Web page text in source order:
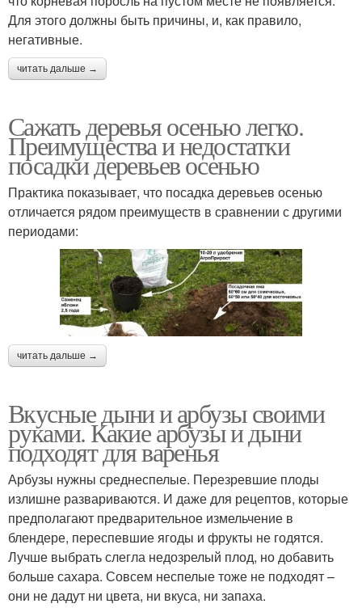
Для этого должны быть причины, и, как правило,
негативные.
читать дальше →
Сажать деревья осенью легко.
Преимущества и недостатки
посадки деревьев осенью
Практика показывает, что посадка деревьев осенью
отличается рядом преимуществ в сравнении с другими
периодами:
читать дальше →
Вкусные дыни и арбузы своими
руками. Какие арбузы и дыни
подходят для варенья
Арбузы нужны среднеспелые. Перезревшие плоды
излишне развариваются. И даже для рецептов, которые
предполагают предварительное измельчение в
блендере, переспевшие ягоды и фрукты не годятся.
Лучше выбрать слегла недозрелый плод, но добавить
больше сахара. Совсем неспелые тоже не подходят –
они не дадут ни цвета, ни вкуса, ни запаха.